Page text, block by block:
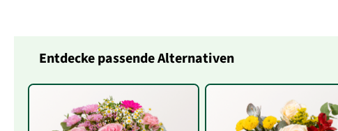
Entdecke passende Alternativen